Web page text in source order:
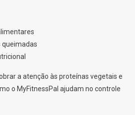
queimadas
a atenção às proteínas vegetais e
o MyFitnessPal ajudam no controle